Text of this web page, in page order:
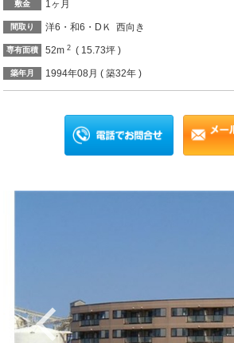
敷金 1ヶ月
間取り 洋6・和6・DＫ 西向き
専有面積 52m2 ( 15.73坪 )
築年月 1994年08月 ( 築32年 )
Previous